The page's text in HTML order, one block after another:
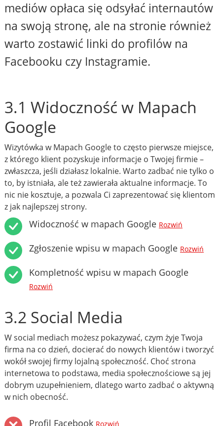
mediów opłaca się odsyłać internautów
na swoją stronę, ale na stronie również
warto zostawić linki do profilów na
Facebooku czy Instagramie.
3.1 Widoczność w Mapach
Google
Wizytówka w Mapach Google to często pierwsze miejsce,
z którego klient pozyskuje informacje o Twojej firmie –
zwłaszcza, jeśli działasz lokalnie. Warto zadbać nie tylko o
to, by istniała, ale też zawierała aktualne informacje. To
nic nie kosztuje, a pozwala Ci zaprezentować się klientom
z jak najlepszej strony.
Widoczność w mapach Google Rozwiń
Zgłoszenie wpisu w mapach Google Rozwiń
Kompletność wpisu w mapach Google
Rozwiń
3.2 Social Media
W social mediach możesz pokazywać, czym żyje Twoja
firma na co dzień, docierać do nowych klientów i tworzyć
wokół swojej firmy lojalną społeczność. Choć strona
internetowa to podstawa, media społecznościowe są jej
dobrym uzupełnieniem, dlatego warto zadbać o aktywną
w nich obecność.
Profil Facebook